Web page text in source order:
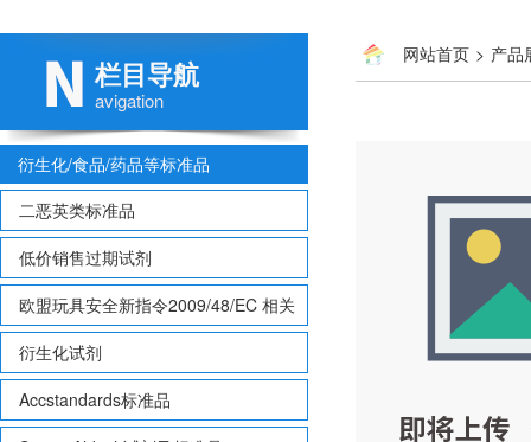
栏目导航
avigation
衍生化/食品/药品等标准品
二恶英类标准品
低价销售过期试剂
欧盟玩具安全新指令2009/48/EC 相关
致敏性香味剂标准品
衍生化试剂
Accstandards标准品
网站首页 > 产品